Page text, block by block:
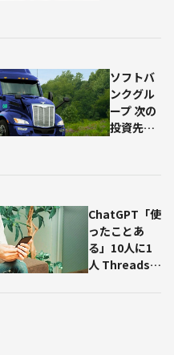
ソフトバ
ンクグル
ープ 次の
投資先は
ドル以上
元
Google・
Uber技術
ChatGPT「使
ったことあ
る」10人に1
人 Threadsわ